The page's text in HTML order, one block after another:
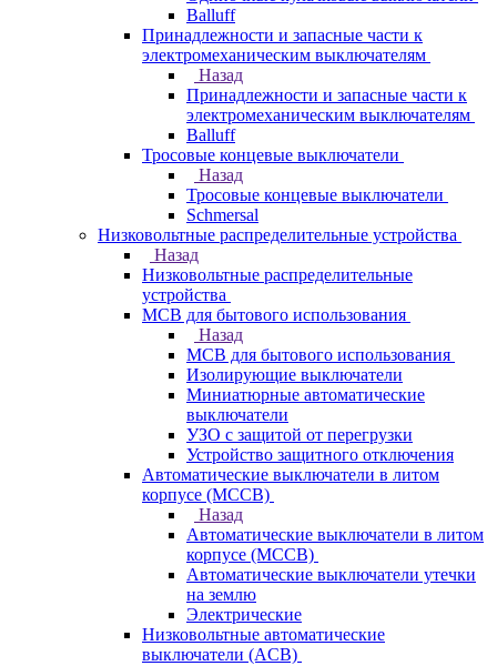
Balluff
Принадлежности и запасные части к
электромеханическим выключателям
Назад
Принадлежности и запасные части к
электромеханическим выключателям
Balluff
Тросовые концевые выключатели
Назад
Тросовые концевые выключатели
Schmersal
Низковольтные распределительные устройства
Назад
Низковольтные распределительные
устройства
MCB для бытового использования
Назад
MCB для бытового использования
Изолирующие выключатели
Миниатюрные автоматические
выключатели
УЗО с защитой от перегрузки
Устройство защитного отключения
Автоматические выключатели в литом
корпусе (MCCB)
Назад
Автоматические выключатели в литом
корпусе (MCCB)
Автоматические выключатели утечки
на землю
Электрические
Низковольтные автоматические
выключатели (ACB)